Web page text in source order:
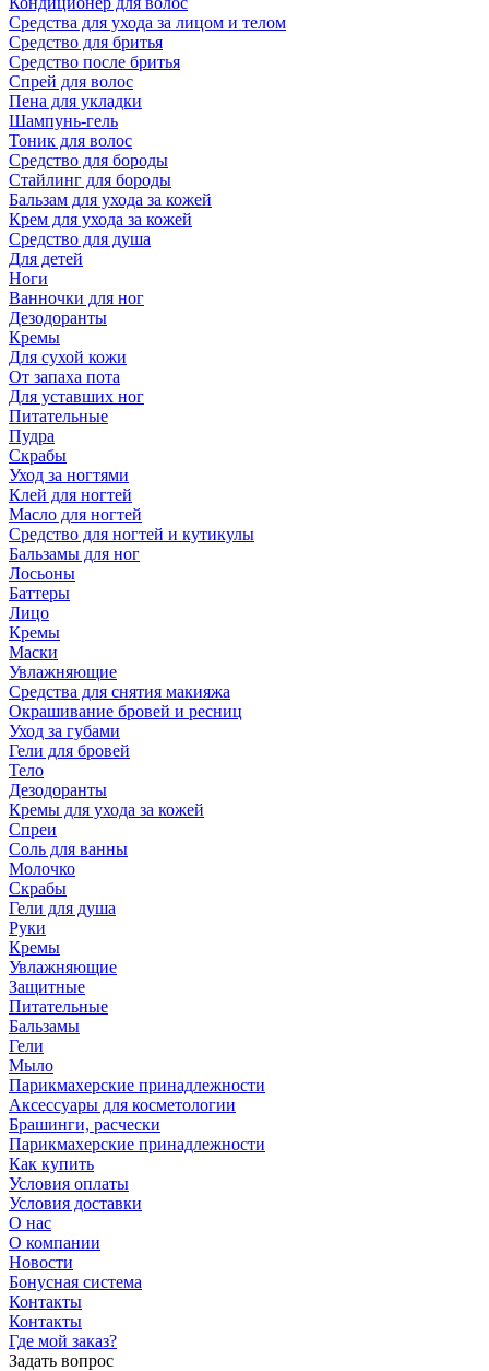
Средства для ухода за лицом и телом
Средство для бритья
Средство после бритья
Спрей для волос
Пена для укладки
Шампунь-гель
Тоник для волос
Средство для бороды
Стайлинг для бороды
Бальзам для ухода за кожей
Крем для ухода за кожей
Средство для душа
Для детей
Ноги
Ванночки для ног
Дезодоранты
Кремы
Для сухой кожи
От запаха пота
Для уставших ног
Питательные
Пудра
Скрабы
Уход за ногтями
Клей для ногтей
Масло для ногтей
Средство для ногтей и кутикулы
Бальзамы для ног
Лосьоны
Баттеры
Лицо
Кремы
Маски
Увлажняющие
Средства для снятия макияжа
Окрашивание бровей и ресниц
Уход за губами
Гели для бровей
Тело
Дезодоранты
Кремы для ухода за кожей
Спреи
Соль для ванны
Молочко
Скрабы
Гели для душа
Руки
Кремы
Увлажняющие
Защитные
Питательные
Бальзамы
Гели
Мыло
Парикмахерские принадлежности
Аксессуары для косметологии
Брашинги, расчески
Парикмахерские принадлежности
Как купить
Условия оплаты
Условия доставки
О нас
О компании
Новости
Бонусная система
Контакты
Контакты
Где мой заказ?
Задать вопрос